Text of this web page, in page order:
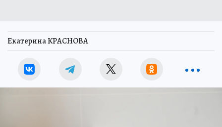
Екатерина КРАСНОВА